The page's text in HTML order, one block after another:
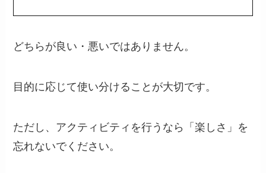
どちらが良い・悪いではありません。
目的に応じて使い分けることが大切です。
ただし、アクティビティを行うなら「楽しさ」を
忘れないでください。